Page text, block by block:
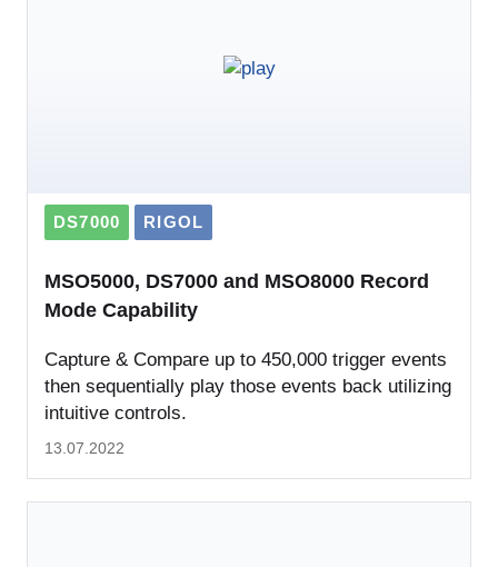
DS7000 RIGOL
MSO5000, DS7000 and MSO8000 Record
Mode Capability
Capture & Compare up to 450,000 trigger events
then sequentially play those events back utilizing
intuitive controls.
13.07.2022